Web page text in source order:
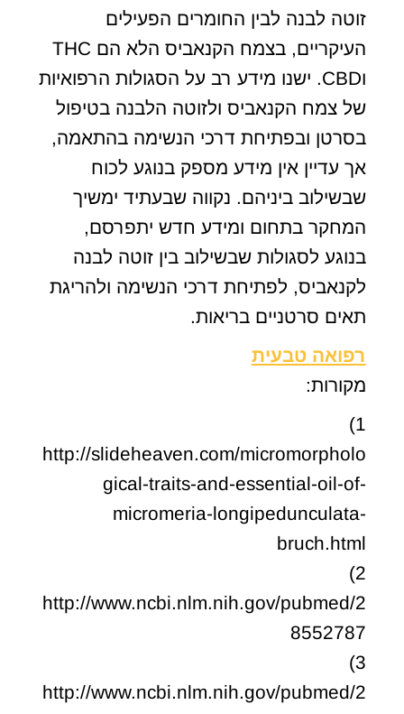
זוטה לבנה לבין החומרים הפעילים
העיקריים, בצמח הקנאביס הלא הם THC
וCBD. ישנו מידע רב על הסגולות הרפואיות
של צמח הקנאביס ולזוטה הלבנה בטיפול
בסרטן ובפתיחת דרכי הנשימה בהתאמה,
אך עדיין אין מידע מספק בנוגע לכוח
שבשילוב ביניהם. נקווה שבעתיד ימשיך
המחקר בתחום ומידע חדש יתפרסם,
בנוגע לסגולות שבשילוב בין זוטה לבנה
לקנאביס, לפתיחת דרכי הנשימה ולהריגת
תאים סרטניים בריאות.
רפואה טבעית
מקורות:
1)
http://slideheaven.com/micromorpholo
gical-traits-and-essential-oil-of-
micromeria-longipedunculata-
bruch.html
2)
http://www.ncbi.nlm.nih.gov/pubmed/2
8552787
3)
http://www.ncbi.nlm.nih.gov/pubmed/2